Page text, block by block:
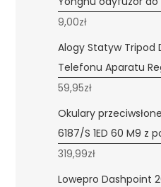
9,00zł
Alogy Statyw Tripod
Telefonu Aparatu
59,95zł
Okulary
6187/S 1ED 60 M9 z
319,99zł
Lowepro Dashpoint